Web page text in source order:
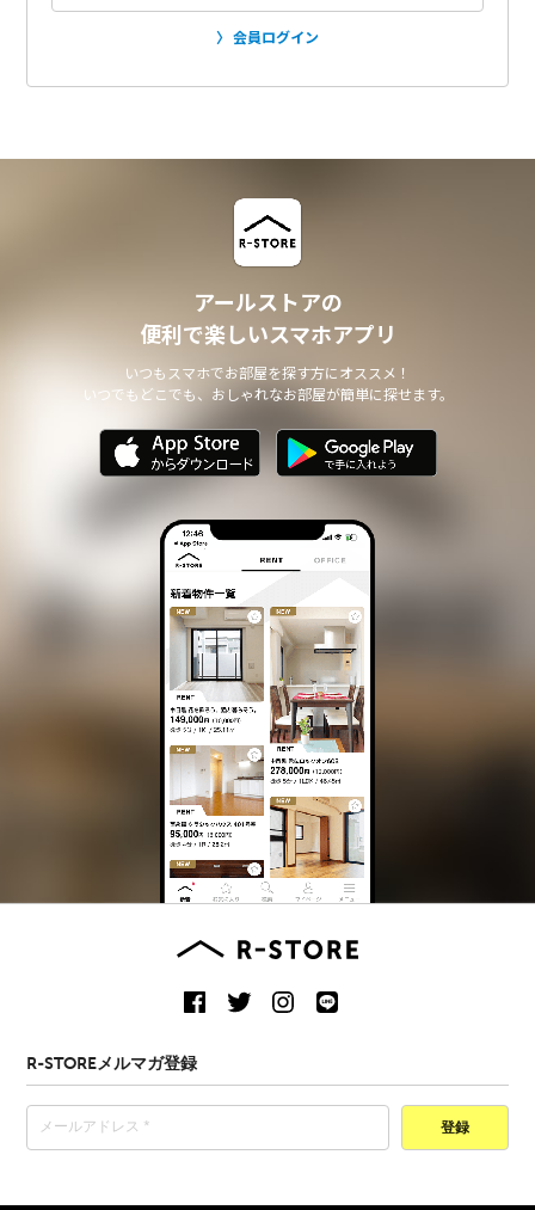
会員ログイン
アールストアの
便利で楽しいスマホアプリ
いつもスマホでお部屋を探す方にオススメ！
いつでもどこでも、おしゃれなお部屋が簡単に探せます。
R-STOREメルマガ登録
登録